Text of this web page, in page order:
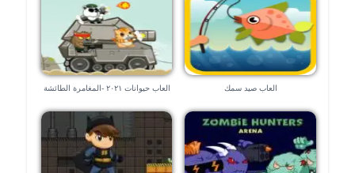
العاب صيد سمك العاب حيوانات ٢٠٢١ -المغامرة الطائشة